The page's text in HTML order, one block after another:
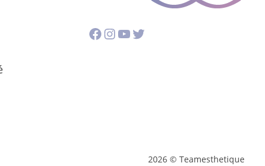
Facebook
Instagram
YouTube
Twitter
2026 © Teamesthetique